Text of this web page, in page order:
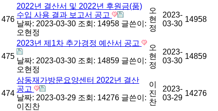
476
2022년 결산서 및 2022년 후원금(품)
수입 사용 결과 보고서 공고
날짜: 2023-03-30 조회: 14958 글쓴이:
오현정
오
현
정
2023-
03-30
14958
475
2023년 제1차 추가경정 예산서 공고
날짜: 2023-03-30 조회: 14859 글쓴이:
오현정
오
현
정
2023-
03-30
14859
474
삼동재가방문요양센터 2022년 결산
공고
날짜: 2023-03-29 조회: 14276 글쓴이:
이진찬
이
진
찬
2023-
03-29
14276